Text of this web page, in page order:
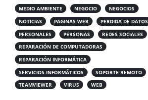
MEDIO AMBIENTE
NEGOCIO
NEGOCIOS
NOTICIAS
PAGINAS WEB
PERDIDA DE DATOS
PERSONALES
PERSONAS
REDES SOCIALES
REPARACIÓN DE COMPUTADORAS
REPARACIÓN INFORMÁTICA
SERVICIOS INFORMÁTICOS
SOPORTE REMOTO
TEAMVIEWER
VIRUS WEB